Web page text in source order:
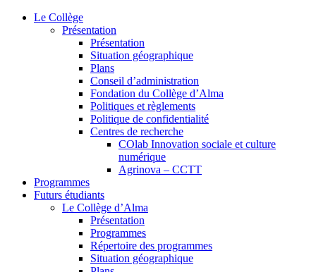
Le Collège
Présentation
Présentation
Situation géographique
Plans
Conseil d’administration
Fondation du Collège d’Alma
Politiques et règlements
Politique de confidentialité
Centres de recherche
COlab Innovation sociale et culture
numérique
Agrinova – CCTT
Programmes
Futurs étudiants
Le Collège d’Alma
Présentation
Programmes
Répertoire des programmes
Situation géographique